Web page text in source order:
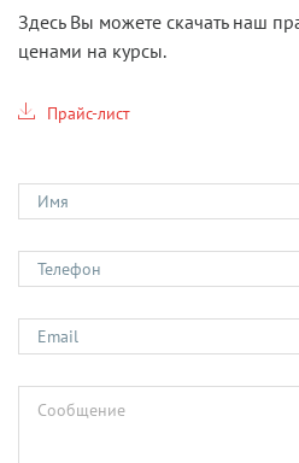
Здесь Вы можете скачать наш
ценами на курсы.
Прайс-лист